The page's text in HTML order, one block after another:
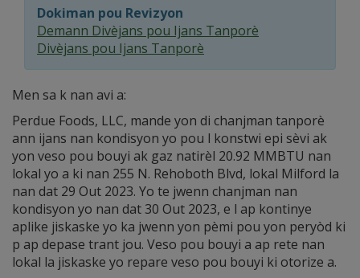
Dokiman pou Revizyon
Demann Divèjans pou Ijans Tanporè
Divèjans pou Ijans Tanporè
Men sa k nan avi a:
Perdue Foods, LLC, mande yon di chanjman tanporè
ann ijans nan kondisyon yo pou l konstwi epi sèvi ak
yon veso pou bouyi ak gaz natirèl 20.92 MMBTU nan
lokal yo a ki nan 255 N. Rehoboth Blvd, lokal Milford la
nan dat 29 Out 2023. Yo te jwenn chanjman nan
kondisyon yo nan dat 30 Out 2023, e l ap kontinye
aplike jiskaske yo ka jwenn yon pèmi pou yon peryòd ki
p ap depase trant jou. Veso pou bouyi a ap rete nan
lokal la jiskaske yo repare veso pou bouyi ki otorize a.